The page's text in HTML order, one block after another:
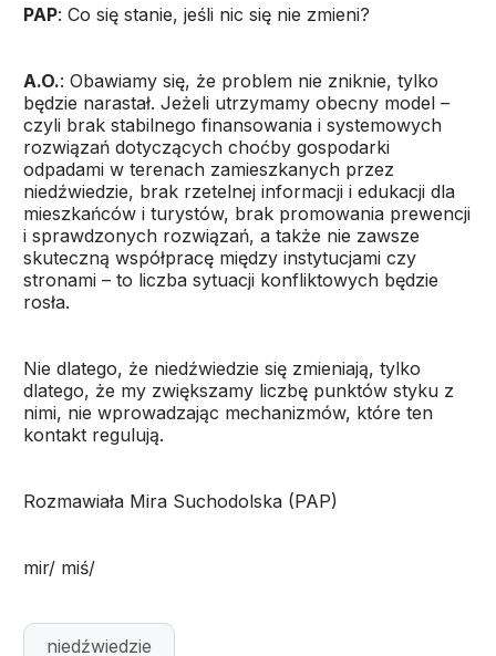
PAP: Co się stanie, jeśli nic się nie zmieni?
A.O.: Obawiamy się, że problem nie zniknie, tylko
będzie narastał. Jeżeli utrzymamy obecny model –
czyli brak stabilnego finansowania i systemowych
rozwiązań dotyczących choćby gospodarki
odpadami w terenach zamieszkanych przez
niedźwiedzie, brak rzetelnej informacji i edukacji dla
mieszkańców i turystów, brak promowania prewencji
i sprawdzonych rozwiązań, a także nie zawsze
skuteczną współpracę między instytucjami czy
stronami – to liczba sytuacji konfliktowych będzie
rosła.
Nie dlatego, że niedźwiedzie się zmieniają, tylko
dlatego, że my zwiększamy liczbę punktów styku z
nimi, nie wprowadzając mechanizmów, które ten
kontakt regulują.
Rozmawiała Mira Suchodolska (PAP)
mir/ miś/
niedźwiedzie